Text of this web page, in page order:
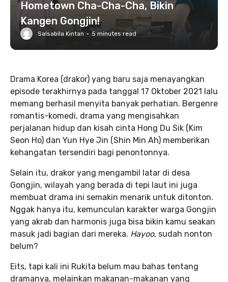
Hometown Cha-Cha-Cha, Bikin
Kangen Gongjin!
Salsabila Kintan · 5 minutes read
Drama Korea (drakor) yang baru saja menayangkan
episode terakhirnya pada tanggal 17 Oktober 2021 lalu
memang berhasil menyita banyak perhatian. Bergenre
romantis-komedi, drama yang mengisahkan
perjalanan hidup dan kisah cinta Hong Du Sik (Kim
Seon Ho) dan Yun Hye Jin (Shin Min Ah) memberikan
kehangatan tersendiri bagi penontonnya.
Selain itu, drakor yang mengambil latar di desa
Gongjin, wilayah yang berada di tepi laut ini juga
membuat drama ini semakin menarik untuk ditonton.
Nggak hanya itu, kemunculan karakter warga Gongjin
yang akrab dan harmonis juga bisa bikin kamu seakan
masuk jadi bagian dari mereka. Hayoo, sudah nonton
belum?
Eits, tapi kali ini Rukita belum mau bahas tentang
dramanya, melainkan makanan-makanan yang